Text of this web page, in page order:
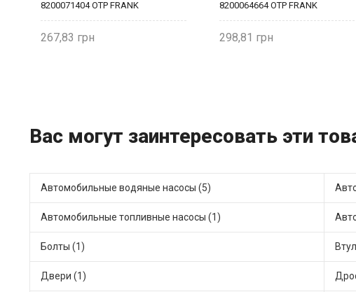
8200071404 OTP FRANK
267,83
8200064664 OTP FRANK
298,81
Вас могут заинтересовать эти
Автомобильные водяные насосы (5)
Автомобильные топливные насосы (1)
Болты (1)
Двери (1)